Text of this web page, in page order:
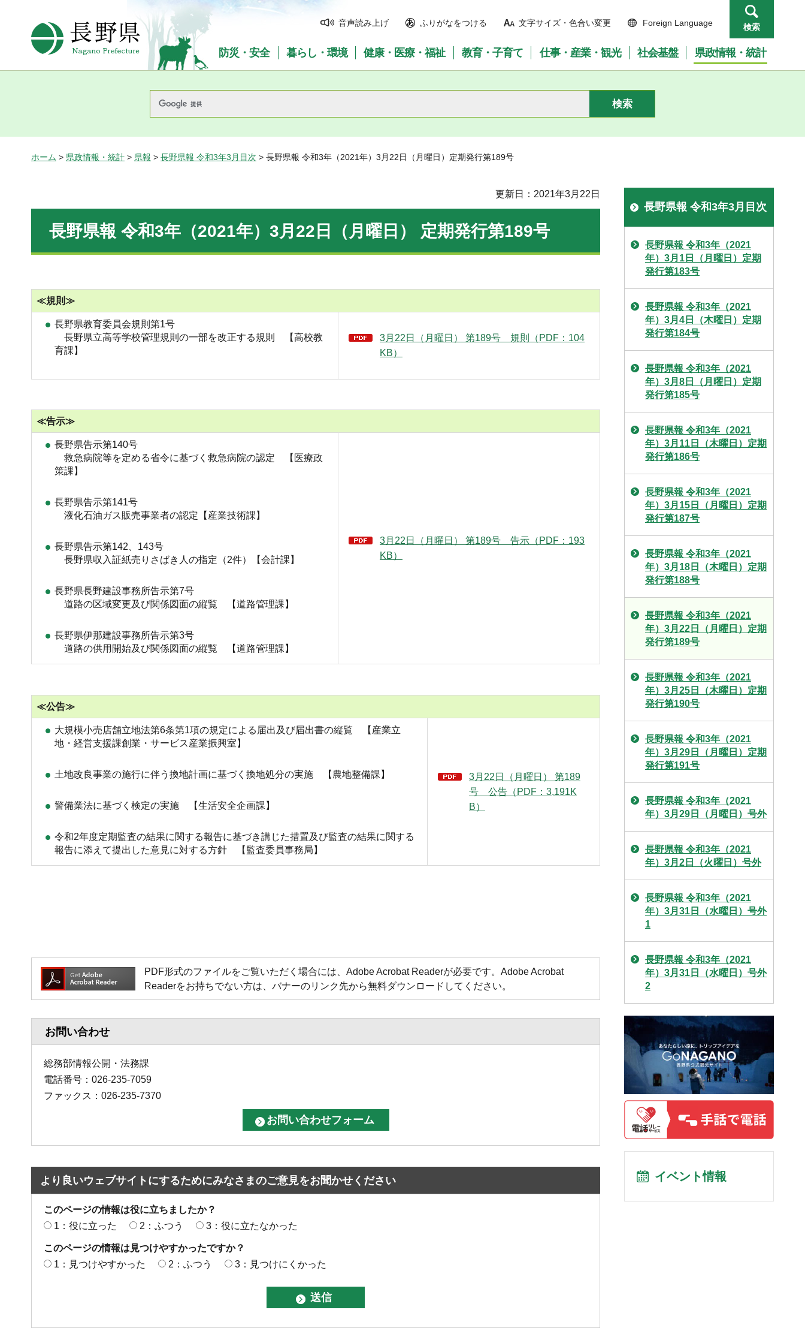
長野県Nagano Prefecture
音声読み上げ ふりがなをつける 文字サイズ・色合い変更 Foreign Language 検索
防災・安全 暮らし・環境 健康・医療・福祉 教育・子育て 仕事・産業・観光 社会基盤 県政情報・統計
ホーム > 県政情報・統計 > 県報 > 長野県報 令和3年3月目次 > 長野県報 令和3年（2021年）3月22日（月曜日）定期発行第189号
更新日：2021年3月22日
長野県報 令和3年（2021年）3月22日（月曜日） 定期発行第189号
≪規則≫
長野県教育委員会規則第1号
長野県立高等学校管理規則の一部を改正する規則 【高校教
育課】
3月22日（月曜日） 第189号 規則（PDF：104
KB）
≪告示≫
長野県告示第140号
救急病院等を定める省令に基づく救急病院の認定 【医療政
策課】
長野県告示第141号
液化石油ガス販売事業者の認定【産業技術課】
長野県告示第142、143号
長野県収入証紙売りさばき人の指定（2件）【会計課】
長野県長野建設事務所告示第7号
道路の区域変更及び関係図面の縦覧 【道路管理課】
長野県伊那建設事務所告示第3号
道路の供用開始及び関係図面の縦覧 【道路管理課】
3月22日（月曜日） 第189号 告示（PDF：193
KB）
≪公告≫
大規模小売店舗立地法第6条第1項の規定による届出及び届出書の縦覧 【産業立
地・経営支援課創業・サービス産業振興室】
土地改良事業の施行に伴う換地計画に基づく換地処分の実施 【農地整備課】
警備業法に基づく検定の実施 【生活安全企画課】
令和2年度定期監査の結果に関する報告に基づき講じた措置及び監査の結果に関する
報告に添えて提出した意見に対する方針 【監査委員事務局】
3月22日（月曜日） 第189
号 公告（PDF：3,191K
B）
PDF形式のファイルをご覧いただく場合には、Adobe Acrobat Readerが必要です。Adobe Acrobat
Readerをお持ちでない方は、バナーのリンク先から無料ダウンロードしてください。
お問い合わせ
総務部情報公開・法務課
電話番号：026-235-7059
ファックス：026-235-7370
より良いウェブサイトにするためにみなさまのご意見をお聞かせください
このページの情報は役に立ちましたか？
1：役に立った
2：ふつう 3：役に立たなかった
このページの情報は見つけやすかったですか？
1：見つけやすかった
2：ふつう 3：見つけにくかった
長野県報 令和3年3月目次
長野県報 令和3年（2021
年）3月1日（月曜日）定期
発行第183号
長野県報 令和3年（2021
年）3月4日（木曜日）定期
発行第184号
長野県報 令和3年（2021
年）3月8日（月曜日）定期
発行第185号
長野県報 令和3年（2021
年）3月11日（木曜日）定期
発行第186号
長野県報 令和3年（2021
年）3月15日（月曜日）定期
発行第187号
長野県報 令和3年（2021
年）3月18日（木曜日）定期
発行第188号
長野県報 令和3年（2021
年）3月22日（月曜日）定期
発行第189号
長野県報 令和3年（2021
年）3月25日（木曜日）定期
発行第190号
長野県報 令和3年（2021
年）3月29日（月曜日）定期
発行第191号
長野県報 令和3年（2021
年）3月29日（月曜日）号外
長野県報 令和3年（2021
年）3月2日（火曜日）号外
長野県報 令和3年（2021
年）3月31日（水曜日）号外
1
長野県報 令和3年（2021
年）3月31日（水曜日）号外
2
イベント情報